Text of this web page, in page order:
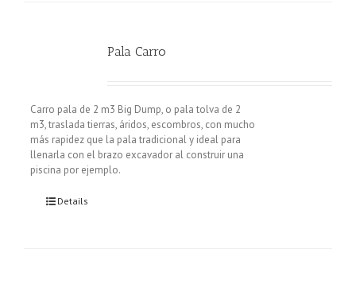
Pala Carro
Carro pala de 2 m3 Big Dump, o pala tolva de 2
m3, traslada tierras, áridos, escombros, con mucho
más rapidez que la pala tradicional y ideal para
llenarla con el brazo excavador al construir una
piscina por ejemplo.
Details